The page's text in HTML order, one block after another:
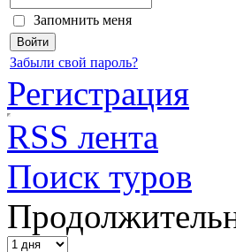
Запомнить меня
Забыли свой пароль?
Регистрация
RSS лента
Поиск туров